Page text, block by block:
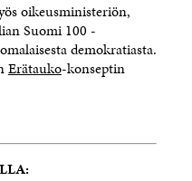
oikeusministeriön,
Suomi 100 -
demokratiasta.
Erätauko-konseptin